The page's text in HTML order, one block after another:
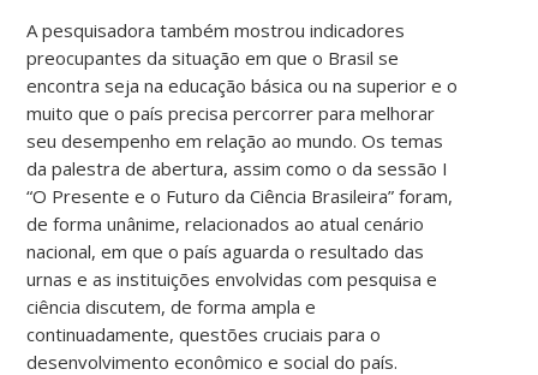
A pesquisadora também mostrou indicadores
preocupantes da situação em que o Brasil se
encontra seja na educação básica ou na superior e o
muito que o país precisa percorrer para melhorar
seu desempenho em relação ao mundo. Os temas
da palestra de abertura, assim como o da sessão I
“O Presente e o Futuro da Ciência Brasileira” foram,
de forma unânime, relacionados ao atual cenário
nacional, em que o país aguarda o resultado das
urnas e as instituições envolvidas com pesquisa e
ciência discutem, de forma ampla e
continuadamente, questões cruciais para o
desenvolvimento econômico e social do país.